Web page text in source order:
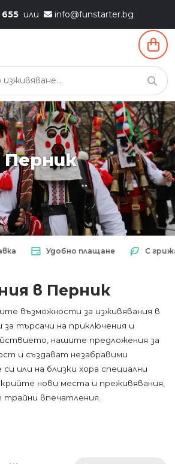
655 или info@funstarter.bg
Перник
Удобно плащане С грижа
в Перник
възможности за изживявания в
търсачи на приключения и
нашите предложения за
и създават незабравими
или на близки хора специални
нови места и преживявания,
впечатления.